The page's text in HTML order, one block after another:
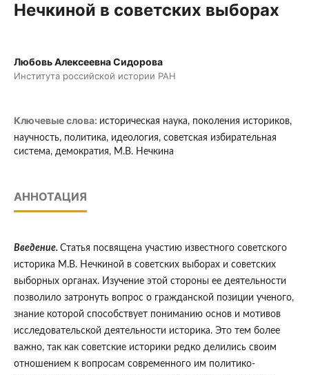
Нечкиной в советских выборах
Любовь Алексеевна Сидорова
Института российской истории РАН
Ключевые слова: историческая наука, поколения историков,
научность, политика, идеология, советская избирательная
система, демократия, М.В. Нечкина
АННОТАЦИЯ
Введение. Статья посвящена участию известного советского
историка М.В. Нечкиной в советских выборах и советских
выборных органах. Изучение этой стороны ее деятельности
позволило затронуть вопрос о гражданской позиции ученого,
знание которой способствует пониманию основ и мотивов
исследовательской деятельности историка. Это тем более
важно, так как советские историки редко делились своим
отношением к вопросам современного им политико-